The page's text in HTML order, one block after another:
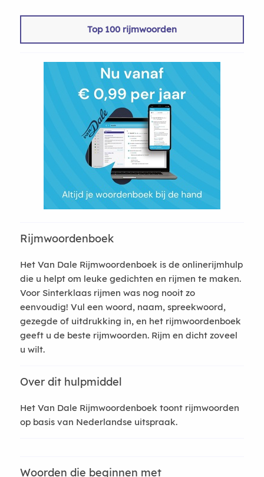
Top 100 rijmwoorden
Rijmwoordenboek
Het Van Dale Rijmwoordenboek is de onlinerijmhulp
die u helpt om leuke gedichten en rijmen te maken.
Voor Sinterklaas rijmen was nog nooit zo
eenvoudig! Vul een woord, naam, spreekwoord,
gezegde of uitdrukking in, en het rijmwoordenboek
geeft u de beste rijmwoorden. Rijm en dicht zoveel
u wilt.
Over dit hulpmiddel
Het Van Dale Rijmwoordenboek toont rijmwoorden
op basis van Nederlandse uitspraak.
Woorden die beginnen met